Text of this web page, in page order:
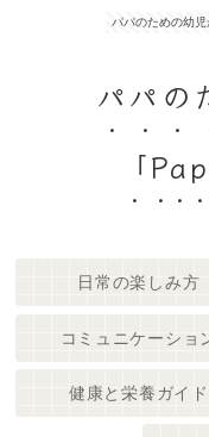
パパのための幼
パパの
「
日常の楽しみ方
コミュニケーショ
健康と栄養ガイド